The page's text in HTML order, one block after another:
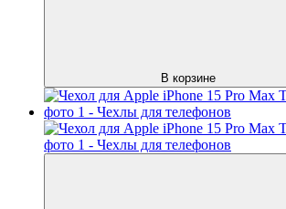
В корзине